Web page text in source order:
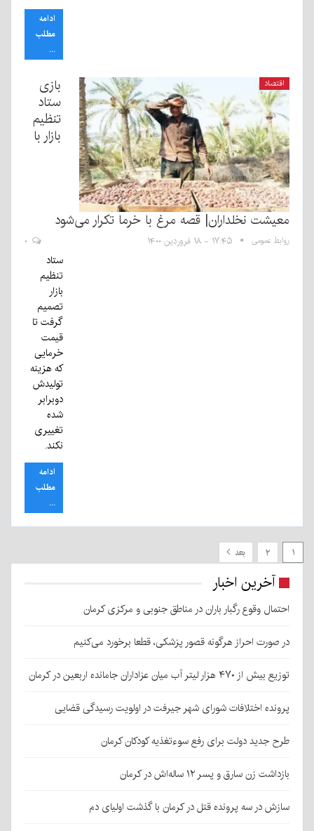
ادامه
مطلب
...
اقتصاد
بازی
ستاد
تنظیم
بازار با
معیشت نخلداران| قصه مرغ با خرما تکرار می‌شود
روابط عمومی ۱۷:۴۵ - ۱۸ فروردین ۱۴۰۰
ستاد
تنظیم
بازار
تصمیم
گرفت تا
قیمت
خرمایی
که هزینه
تولیدش
دوبرابر
شده
تغییری
نکند.
ادامه
مطلب
...
۱ ۲ بعد
آخرین اخبار
احتمال وقوع رگبار باران در مناطق جنوبی و مرکزی کرمان
در صورت احراز هرگونه قصور پزشکی، قطعا برخورد می‌کنیم
توزیع بیش از ۴۷۰ هزار لیتر آب میان عزاداران جامانده اربعین در کرمان
پرونده اختلافات شورای شهر جیرفت در اولویت رسیدگی قضایی
طرح جدید دولت برای رفع سوءتغذیه کودکان کرمان
بازداشت زن سارق و پسر ۱۲ ساله‌اش در کرمان
سازش در سه پرونده قتل در کرمان با گذشت اولیای دم